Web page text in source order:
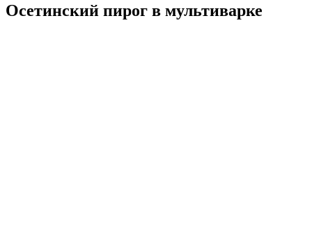
Осетинский пирог в мультиварке